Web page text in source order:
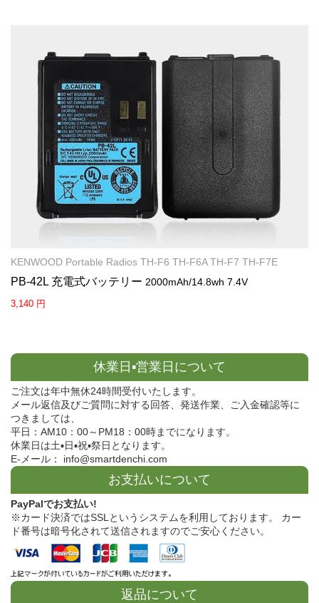
KENWOOD Portable Radios TH-F6 TH-F6A TH-F7 TH-F7E
PB-42L 充電式バッテリー 2000mAh/14.8wh 7.4V
3,140 円
休業日▪営業日について
ご注文は年中無休24時間受付いたします。
メール返信及びご質問に対する回答、発送作業、ご入金確認等に
つきましては、
平日：AM10：00～PM18：00時までになります。
休業日は土▪日▪祝▪祭日となります。
E-メール： info@smartdenchi.com
お支払いについて
PayPalでお支払い!
※カード決済ではSSLというシステムを利用しております。 カー
ド番号は暗号化されて送信されますのでご安心ください。
返品について